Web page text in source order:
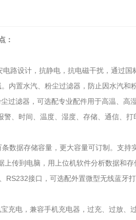
：
路设计，抗静电，抗电磁干扰，通过
内置水汽、粉尘过滤器，防止因水汽和
过滤器，可选配专业配件用于高温、高
警、时间、温度、湿度、存储、通信、
数据存储容量，更大容量可订制。支
传到电脑，用上位机软件分析数据和存
RS232接口，可选配外置微型无线蓝牙
充电，兼容手机充电器，过充、过放